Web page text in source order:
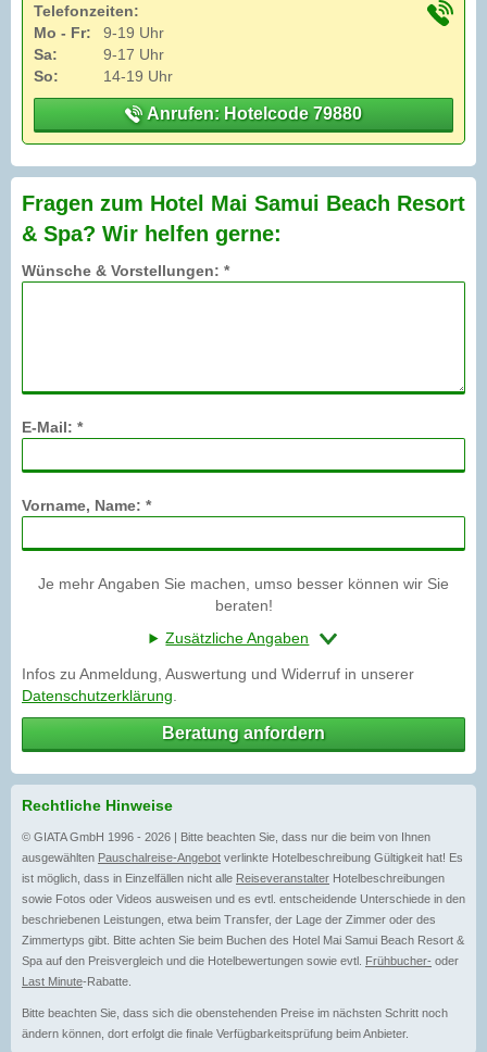
Telefonzeiten:
Mo - Fr:
9-19 Uhr
Sa:
9-17 Uhr
So:
14-19 Uhr
Anrufen: Hotelcode 79880
Fragen zum Hotel Mai Samui Beach Resort
& Spa? Wir helfen gerne:
Wünsche & Vorstellungen: *
E-Mail: *
Vorname, Name: *
Je mehr Angaben Sie machen, umso besser können wir Sie
beraten!
Zusätzliche Angaben
Infos zu Anmeldung, Auswertung und Widerruf in unserer
Datenschutzerklärung
Beratung anfordern
Rechtliche Hinweise
© GIATA GmbH 1996 - 2026 | Bitte beachten Sie, dass nur die beim von Ihnen
ausgewählten Pauschalreise-Angebot verlinkte Hotelbeschreibung Gültigkeit hat! Es
ist möglich, dass in Einzelfällen nicht alle Reiseveranstalter Hotelbeschreibungen
sowie Fotos oder Videos ausweisen und es evtl. entscheidende Unterschiede in den
beschriebenen Leistungen, etwa beim Transfer, der Lage der Zimmer oder des
Zimmertyps gibt. Bitte achten Sie beim Buchen des Hotel Mai Samui Beach Resort &
Spa auf den Preisvergleich und die Hotelbewertungen sowie evtl. Frühbucher- oder
Last Minute-Rabatte.
Bitte beachten Sie, dass sich die obenstehenden Preise im nächsten Schritt noch
ändern können, dort erfolgt die finale Verfügbarkeitsprüfung beim Anbieter.